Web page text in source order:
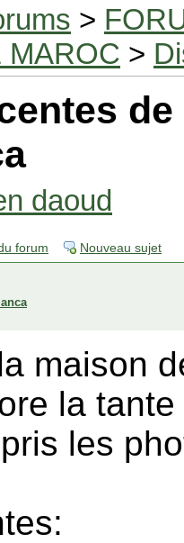
>
MAROC >
de
daoud
forum Nouveau sujet
maison
la tante
les